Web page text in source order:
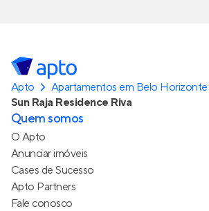
Apto Apartamentos em Belo Horizonte
Sun Raja Residence Riva
Quem somos
O Apto
Anunciar imóveis
Cases de Sucesso
Apto Partners
Fale conosco